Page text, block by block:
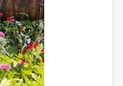
de qualités
honnête,
compréhensif : je
Mais ne vous
personne que